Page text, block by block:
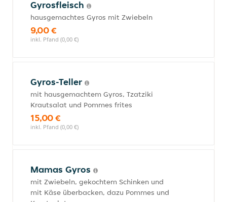
Gyrosfleisch
hausgemachtes Gyros mit Zwiebeln
9,00 €
inkl. Pfand (0,00 €)
Gyros-Teller
mit hausgemachtem Gyros, Tzatziki
Krautsalat und Pommes frites
15,00 €
inkl. Pfand (0,00 €)
Mamas Gyros
mit Zwiebeln, gekochtem Schinken und
mit Käse überbacken, dazu Pommes und